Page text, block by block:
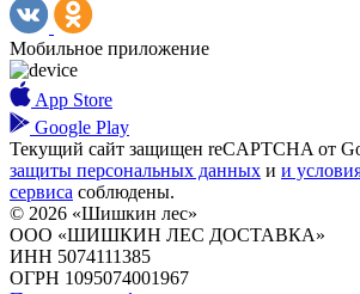
Мобильное приложение
App Store
Google Play
Текущий сайт защищен reCAPTCHA от
защиты персональных данных и и
сервиса соблюдены.
© 2026 «Шишкин лес»
ООО «ШИШКИН ЛЕС ДОСТАВКА»
ИНН 5074111385
ОГРН 1095074001967